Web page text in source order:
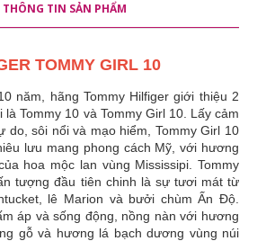
THÔNG TIN SẢN PHẨM
TOMMY GIRL 10
năm, hãng Tommy Hilfiger giới thiệu 2
Tommy 10 và Tommy Girl 10. Lấy cảm
do, sôi nổi và mạo hiểm, Tommy Girl 10
lưu mang phong cách Mỹ, với hương
hoa mộc lan vùng Mississipi. Tommy
tượng đầu tiên chinh là sự tươi mát từ
lê Marion và bưởi chùm Ấn Độ.
áp và sống động, nồng nàn với hương
gỗ và hương lá bạch dương vùng núi